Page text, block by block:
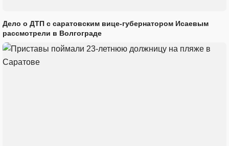
Дело о ДТП с саратовским вице-губернатором Исаевым
рассмотрели в Волгограде